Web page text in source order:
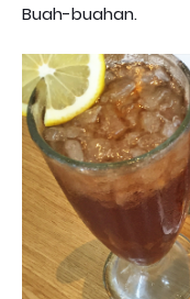
Buah-buahan.